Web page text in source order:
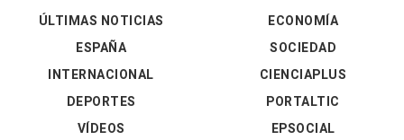
ÚLTIMAS NOTICIAS
ESPAÑA
INTERNACIONAL
DEPORTES
VÍDEOS
ECONOMÍA
SOCIEDAD
CIENCIAPLUS
PORTALTIC
EPSOCIAL